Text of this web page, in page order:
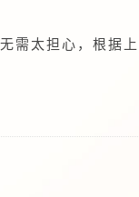
需太担心，根据